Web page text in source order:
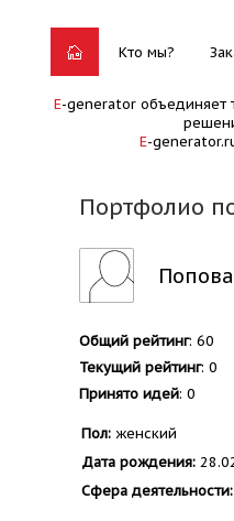
Кто мы?
E-generator объединяет
E-
Портфолио
Общий рейтинг: 60
Текущий рейтинг: 0
Принято идей: 0
Пол:женский
Дата рождения:
Сфера деятельности: